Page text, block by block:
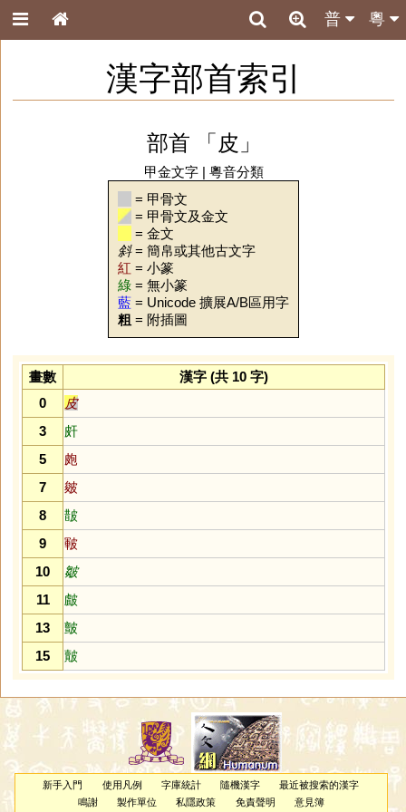
粵
普
漢字部首索引
部首 「皮」
甲金文字| 粵音分類
= 甲骨文
= 甲骨文及金文
= 金文
斜= 簡帛或其他古文字
紅 = 小篆
綠 = 無小篆
藍 = Unicode 擴展A/B區用字
粗 = 附插圖
畫數
漢字 (共 10 字)
0
皮
3
皯
5
皰
7
皴
8
皵
9
皸
10
皺
11
皻
13
皽
15
皾
新手入門 使用凡例 字庫統計 隨機漢字
最近被搜索的漢字
鳴謝
製作單位 私隱政策 免責聲明 意見簿